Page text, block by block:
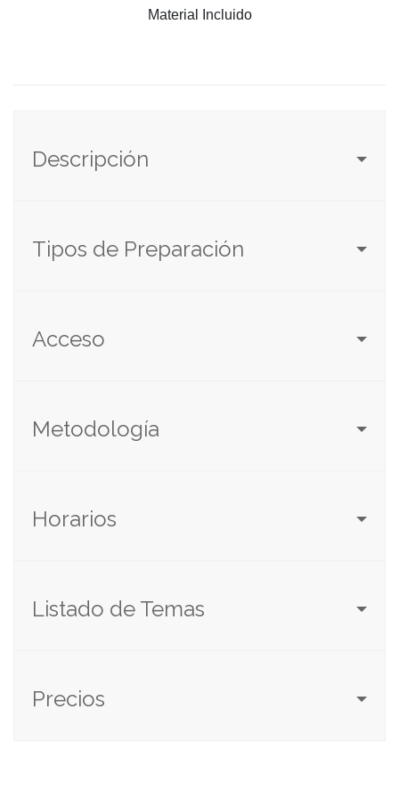
Material Incluido
Descripción
Tipos de Preparación
Acceso
Metodología
Horarios
Listado de Temas
Precios